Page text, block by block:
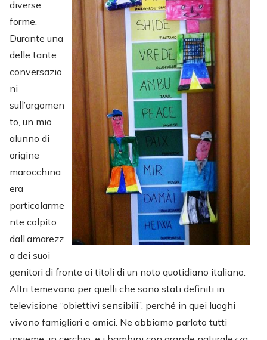
diverse
forme.
Durante una
delle tante
conversazio
ni
sull’argomen
to, un mio
alunno di
origine
marocchina
era
particolarme
nte colpito
dall’amarezz
a dei suoi
genitori di fronte ai titoli di un noto quotidiano italiano.
Altri temevano per quelli che sono stati definiti in
televisione “obiettivi sensibili”, perché in quei luoghi
vivono famigliari e amici. Ne abbiamo parlato tutti